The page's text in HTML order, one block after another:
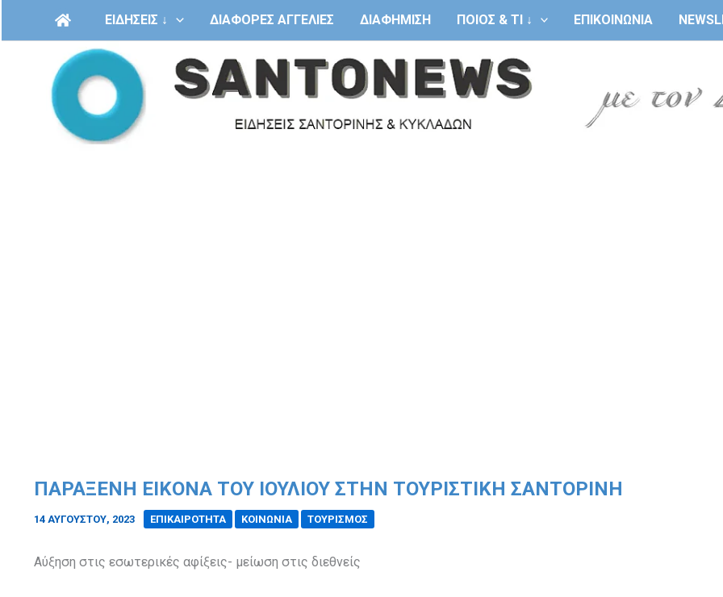
ΕΙΔΗΣΕΙΣ ↓ ΔΙΑΦΟΡΕΣ ΑΓΓΕΛΙΕΣ ΔΙΑΦΗΜΙΣΗ ΠΟΙΟΣ & ΤΙ ↓ ΕΠΙΚΟΙΝΩΝΙΑ
ΠΑΡΆΞΕΝΗ ΕΙΚΌΝΑ ΤΟΥ ΙΟΥΛΊΟΥ ΣΤΗΝ ΤΟΥΡΙΣΤΙΚΉ ΣΑΝΤΟΡΊΝΗ
14 ΑΥΓΟΎΣΤΟΥ, 2023 ΕΠΙΚΑΙΡΟΤΗΤΑ ΚΟΙΝΩΝΙΑ ΤΟΥΡΙΣΜΟΣ
Αύξηση στις εσωτερικές αφίξεις- μείωση στις διεθνείς